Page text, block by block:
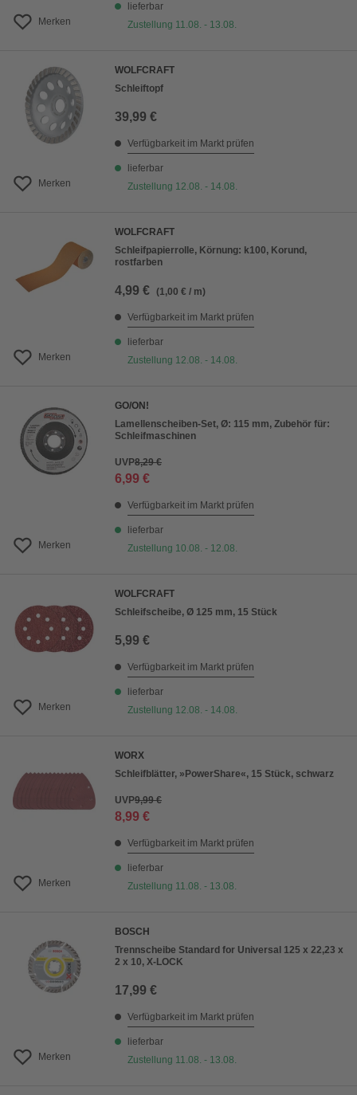
Merken
lieferbar
Zustellung 11.08. - 13.08.
Merken
WOLFCRAFT
Schleiftopf
39,99 €
Verfügbarkeit im Markt prüfen
lieferbar
Zustellung 12.08. - 14.08.
Merken
WOLFCRAFT
Schleifpapierrolle, Körnung: k100, Korund,
rostfarben
4,99 € (1,00 € / m)
Verfügbarkeit im Markt prüfen
lieferbar
Zustellung 12.08. - 14.08.
Merken
GO/ON!
Lamellenscheiben-Set, Ø: 115 mm, Zubehör für:
Schleifmaschinen
UVP8,29 €
6,99 €
Verfügbarkeit im Markt prüfen
lieferbar
Zustellung 10.08. - 12.08.
Merken
WOLFCRAFT
Schleifscheibe, Ø 125 mm, 15 Stück
5,99 €
Verfügbarkeit im Markt prüfen
lieferbar
Zustellung 12.08. - 14.08.
Merken
WORX
Schleifblätter, »PowerShare«, 15 Stück, schwarz
UVP9,99 €
8,99 €
Verfügbarkeit im Markt prüfen
lieferbar
Zustellung 11.08. - 13.08.
Merken
BOSCH
Trennscheibe Standard for Universal 125 x 22,23 x
2 x 10, X-LOCK
17,99 €
Verfügbarkeit im Markt prüfen
lieferbar
Zustellung 11.08. - 13.08.